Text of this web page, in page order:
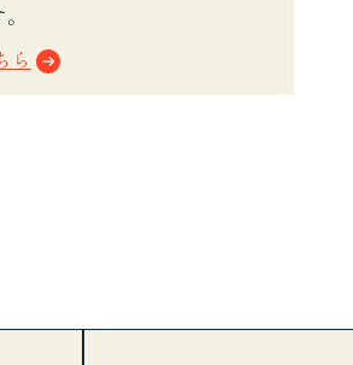
ら